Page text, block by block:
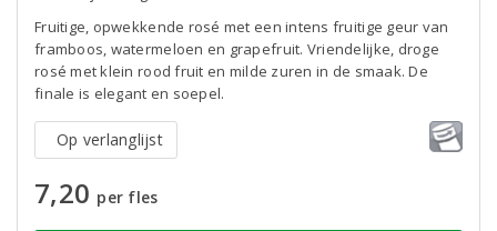
Fruitige, opwekkende rosé met een intens fruitige geur van
framboos, watermeloen en grapefruit. Vriendelijke, droge
rosé met klein rood fruit en milde zuren in de smaak. De
finale is elegant en soepel.
Op verlanglijst
7,20 per fles